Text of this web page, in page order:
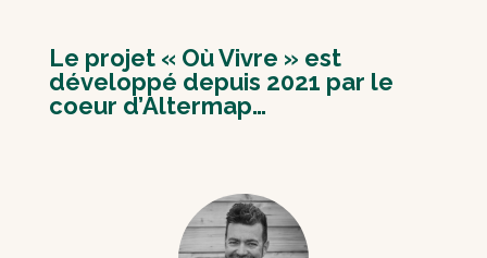
Le projet « Où Vivre » est
développé depuis 2021 par le
coeur d’Altermap…